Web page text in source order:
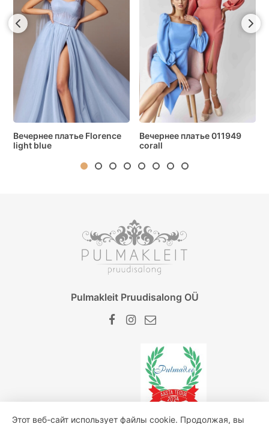
Вечернее платье Florence
light blue
Вечернее платье 011949
corall
Pulmakleit Pruudisalong OÜ
Этот веб-сайт использует файлы cookie. Продолжая, вы